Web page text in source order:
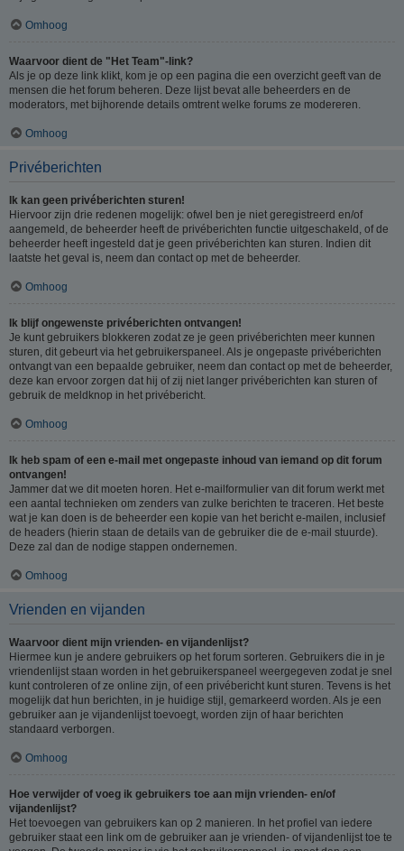
Omhoog
Waarvoor dient de "Het Team"-link?
Als je op deze link klikt, kom je op een pagina die een overzicht geeft van de
mensen die het forum beheren. Deze lijst bevat alle beheerders en de
moderators, met bijhorende details omtrent welke forums ze modereren.
Omhoog
Privéberichten
Ik kan geen privéberichten sturen!
Hiervoor zijn drie redenen mogelijk: ofwel ben je niet geregistreerd en/of
aangemeld, de beheerder heeft de privéberichten functie uitgeschakeld, of de
beheerder heeft ingesteld dat je geen privéberichten kan sturen. Indien dit
laatste het geval is, neem dan contact op met de beheerder.
Omhoog
Ik blijf ongewenste privéberichten ontvangen!
Je kunt gebruikers blokkeren zodat ze je geen privéberichten meer kunnen
sturen, dit gebeurt via het gebruikerspaneel. Als je ongepaste privéberichten
ontvangt van een bepaalde gebruiker, neem dan contact op met de beheerder,
deze kan ervoor zorgen dat hij of zij niet langer privéberichten kan sturen of
gebruik de meldknop in het privébericht.
Omhoog
Ik heb spam of een e-mail met ongepaste inhoud van iemand op dit forum
ontvangen!
Jammer dat we dit moeten horen. Het e-mailformulier van dit forum werkt met
een aantal technieken om zenders van zulke berichten te traceren. Het beste
wat je kan doen is de beheerder een kopie van het bericht e-mailen, inclusief
de headers (hierin staan de details van de gebruiker die de e-mail stuurde).
Deze zal dan de nodige stappen ondernemen.
Omhoog
Vrienden en vijanden
Waarvoor dient mijn vrienden- en vijandenlijst?
Hiermee kun je andere gebruikers op het forum sorteren. Gebruikers die in je
vriendenlijst staan worden in het gebruikerspaneel weergegeven zodat je snel
kunt controleren of ze online zijn, of een privébericht kunt sturen. Tevens is het
mogelijk dat hun berichten, in je huidige stijl, gemarkeerd worden. Als je een
gebruiker aan je vijandenlijst toevoegt, worden zijn of haar berichten
standaard verborgen.
Omhoog
Hoe verwijder of voeg ik gebruikers toe aan mijn vrienden- en/of
vijandenlijst?
Het toevoegen van gebruikers kan op 2 manieren. In het profiel van iedere
gebruiker staat een link om de gebruiker aan je vrienden- of vijandenlijst toe te